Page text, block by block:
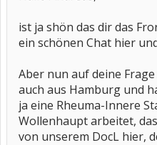
ist ja shön das dir das
ein schönen Chat hier
Aber nun auf deine
auch aus Hamburg und
ja eine Rheuma-Innere
Wollenhaupt arbeitet,
von unserem DocL hier,